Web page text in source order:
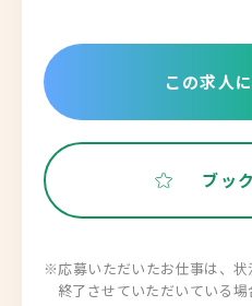
この求人
ブッ
※応募いただいたお仕事は、状
終了させていただいている場